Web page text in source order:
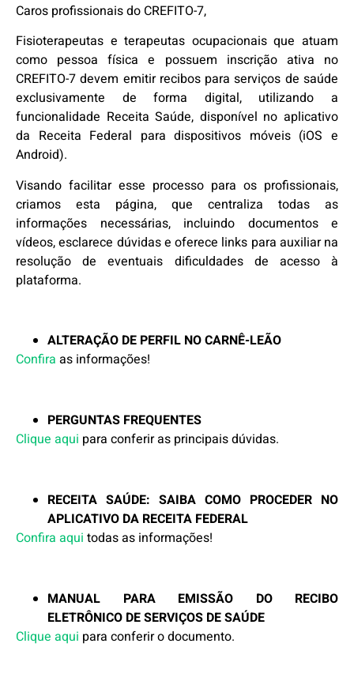
Caros profissionais do CREFITO-7,
Fisioterapeutas e terapeutas ocupacionais que atuam
como pessoa física e possuem inscrição ativa no
CREFITO-7 devem emitir recibos para serviços de saúde
exclusivamente de forma digital, utilizando a
funcionalidade Receita Saúde, disponível no aplicativo
da Receita Federal para dispositivos móveis (iOS e
Android).
Visando facilitar esse processo para os profissionais,
criamos esta página, que centraliza todas as
informações necessárias, incluindo documentos e
vídeos, esclarece dúvidas e oferece links para auxiliar na
resolução de eventuais dificuldades de acesso à
plataforma.
ALTERAÇÃO DE PERFIL NO CARNÊ-LEÃO
Confira as informações!
PERGUNTAS FREQUENTES
Clique aqui para conferir as principais dúvidas.
RECEITA SAÚDE: SAIBA COMO PROCEDER NO
APLICATIVO DA RECEITA FEDERAL
Confira aqui todas as informações!
MANUAL PARA EMISSÃO DO RECIBO
ELETRÔNICO DE SERVIÇOS DE SAÚDE
Clique aqui para conferir o documento.